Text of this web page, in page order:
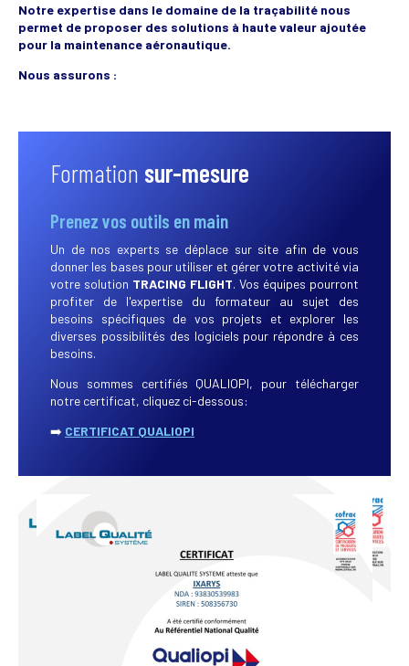
Notre expertise dans le domaine de la traçabilité nous
permet de proposer des solutions à haute valeur ajoutée
pour la maintenance aéronautique.
Nous assurons :
Formation sur-mesure
Prenez vos outils en main
Un de nos experts se déplace sur site afin de vous
donner les bases pour utiliser et gérer votre activité via
votre solution TRACING FLIGHT. Vos équipes pourront
profiter de l'expertise du formateur au sujet des
besoins spécifiques de vos projets et explorer les
diverses possibilités des logiciels pour répondre à ces
besoins.
Nous sommes certifiés QUALIOPI, pour télécharger
notre certificat, cliquez ci-dessous:
➡️ CERTIFICAT QUALIOPI